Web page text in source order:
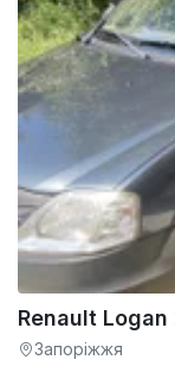
Renault Logan
Запоріжжя